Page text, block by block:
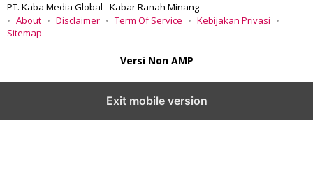
PT. Kaba Media Global - Kabar Ranah Minang
About
Disclaimer Term Of Service
Kebijakan Privasi
Sitemap
Versi Non AMP
Exit mobile version